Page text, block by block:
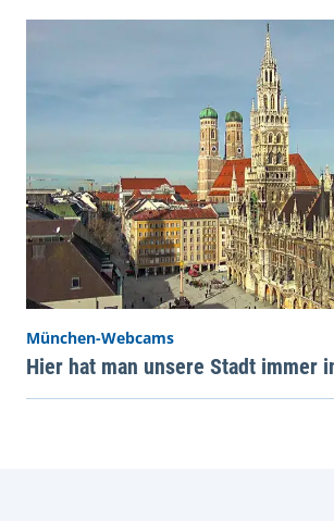
München-Webcams
Hier hat man unsere Stadt immer